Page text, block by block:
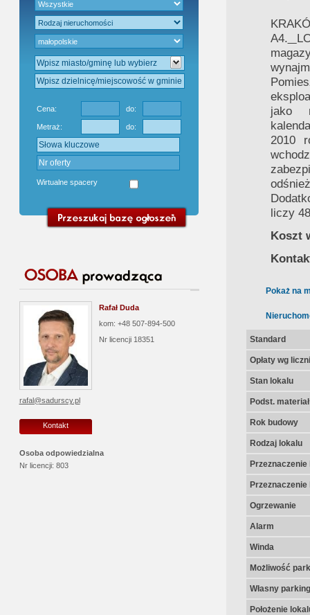
Cena: do:
Metraż: do:
Wirtualne spacery
Rafał Duda
kom: +48 507-894-500
Nr licencji 18351
rafal@sadurscy.pl
Kontakt
Osoba odpowiedzialna
Nr licencji: 803
A4.
jako
2010
liczy
Koszt
Pokaż na
Standard
Opłaty wg
Stan lokalu
Podst.
Rok budowy
Rodzaj lokalu
Przeznaczenie
Przeznaczenie
Ogrzewanie
Alarm
Winda
Możliwość
Własny parking
Położenie